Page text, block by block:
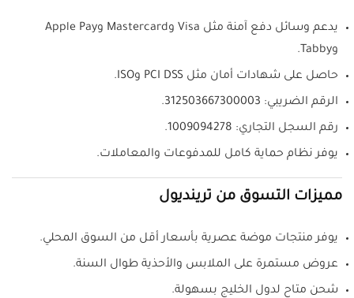
يدعم وسائل دفع آمنة مثل Visa وMastercard وApple Pay
وTabby.
حاصل على شهادات أمان مثل PCI DSS وISO.
الرقم الضريبي: 312503667300003.
رقم السجل التجاري: 1009094278.
يوفر نظام حماية كامل للمدفوعات والمعاملات.
مميزات التسوق من ترينديول
يوفر منتجات موضة عصرية بأسعار أقل من السوق المحلي.
عروض مستمرة على الملابس والأحذية طوال السنة.
شحن متاح لدول الخليج بسهولة.